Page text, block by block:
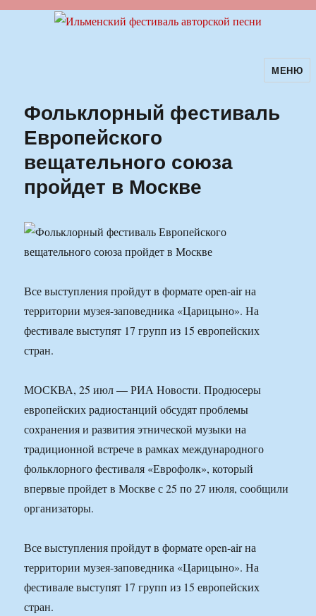
Ильменский фестиваль авторскойМЕНЮ
Фольклорный фестиваль
Европейского
вещательного союза
пройдет в Москве
Все выступления пройдут в формате open-air на
территории музея-заповедника «Царицыно». На
фестивале выступят 17 групп из 15 европейских
стран.
МОСКВА, 25 июл — РИА Новости. Продюсеры
европейских радиостанций обсудят проблемы
сохранения и развития этнической музыки на
традиционной встрече в рамках международного
фольклорного фестиваля «Еврофолк», который
впервые пройдет в Москве с 25 по 27 июля, сообщили
организаторы.
Все выступления пройдут в формате open-air на
территории музея-заповедника «Царицыно». На
фестивале выступят 17 групп из 15 европейских
стран.